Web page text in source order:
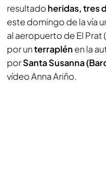
resultado heridas,tres
este domingo de la vía
al aeropuerto de El Prat
por unterraplén en la
porSanta Susanna
vídeo Anna Ariño.